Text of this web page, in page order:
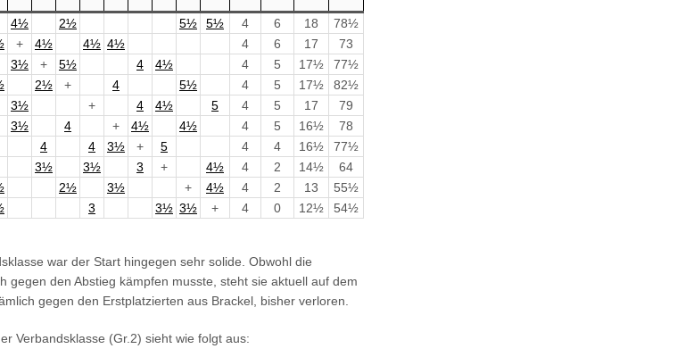
4½ 2½ 5½ 5½ 4 6 18
78½
+ 4½ 4½ 4½ 4 6 17
73
3½ + 5½ 4 4½ 4 5 17½
77½
2½ + 4 5½ 4 5 17½
82½
3½ + 4 4½ 5 4 5 17
79
3½ 4 + 4½ 4½ 4 5 16½
78
4 4 3½ + 5 4 4 16½
77½
3½ 3½ 3 + 4½ 4 2 14½
64
2½ 3½ + 4½ 4 2 13
55½
3 3½ 3½ + 4 0 12½ 54½
war der Start hingegen sehr solide. Obwohl die
gegen den Abstieg kämpfen musste, steht sie aktuell auf dem
gegen den Erstplatzierten aus Brackel, bisher verloren.
Verbandsklasse (Gr.2) sieht wie folgt aus: